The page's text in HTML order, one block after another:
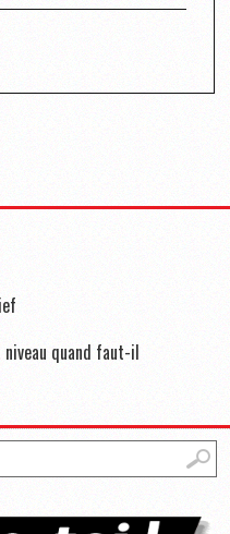
quand faut-il